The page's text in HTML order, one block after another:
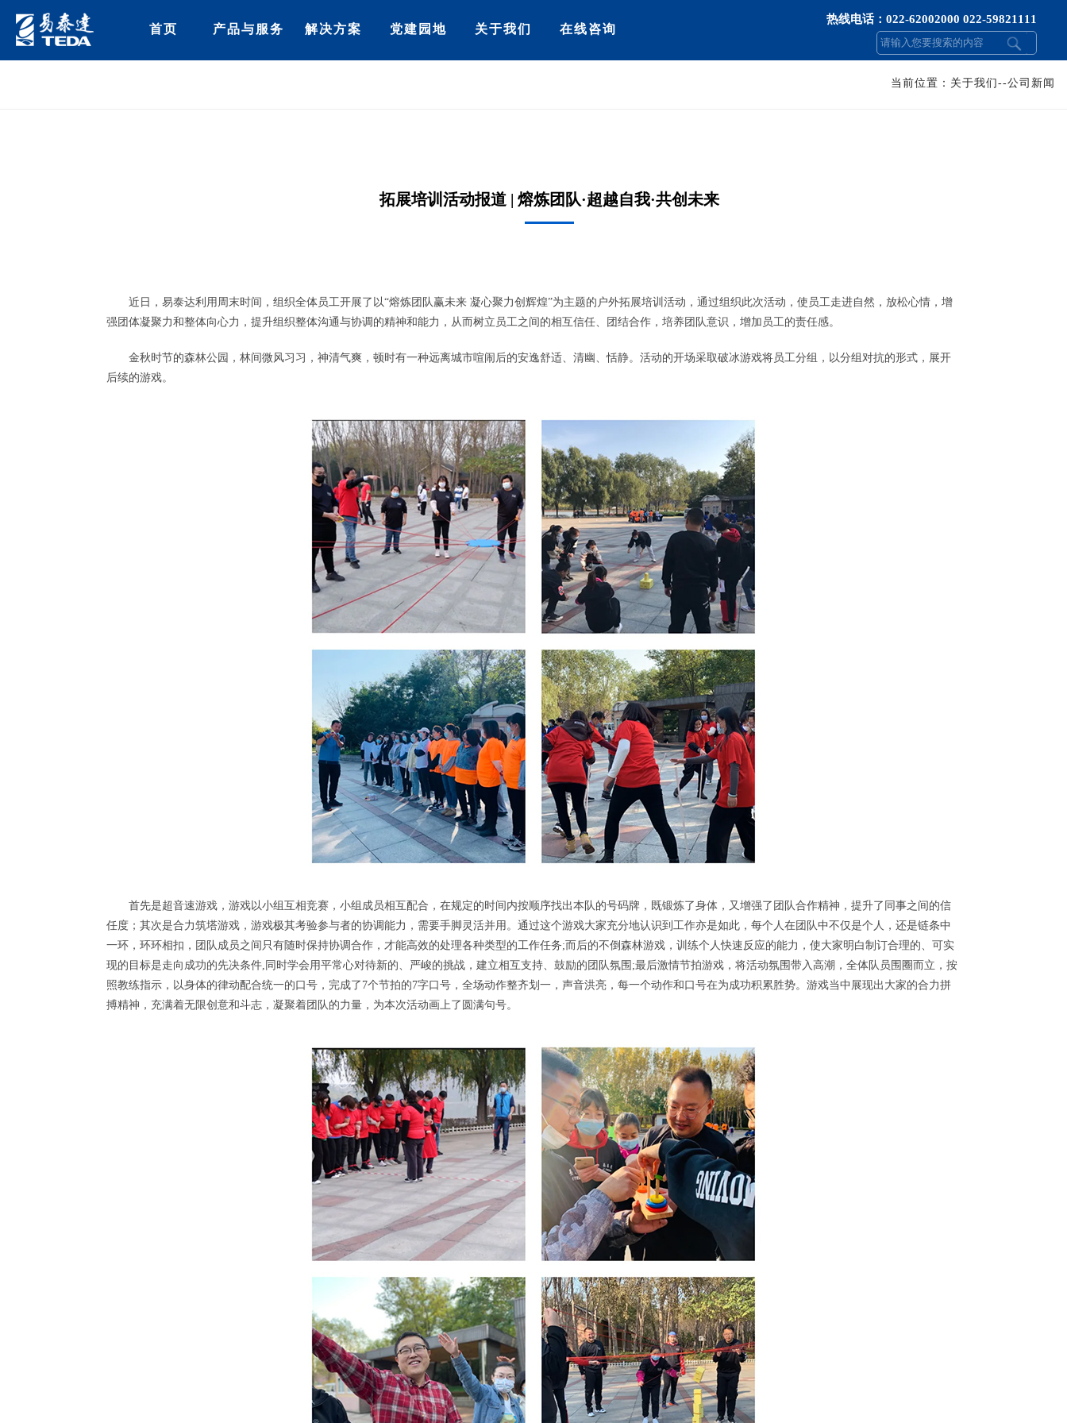
当前位置：关于我们--公司新闻
拓展培训活动报道 | 熔炼团队·超越自我·共创未来
近日，易泰达利用周末时间，组织全体员工开展了以“熔炼团队赢未来 凝心聚力创辉煌”为主题的户外拓展培训活动，通过组织此次活动，使员工走进自然，放松心情，增
强团体凝聚力和整体向心力，提升组织整体沟通与协调的精神和能力，从而树立员工之间的相互信任、团结合作，培养团队意识，增加员工的责任感。
金秋时节的森林公园，林间微风习习，神清气爽，顿时有一种远离城市喧闹后的安逸舒适、清幽、恬静。活动的开场采取破冰游戏将员工分组，以分组对抗的形式，展开
后续的游戏。
首先是超音速游戏，游戏以小组互相竞赛，小组成员相互配合，在规定的时间内按顺序找出本队的号码牌，既锻炼了身体，又增强了团队合作精神，提升了同事之间的信
任度；其次是合力筑塔游戏，游戏极其考验参与者的协调能力，需要手脚灵活并用。通过这个游戏大家充分地认识到工作亦是如此，每个人在团队中不仅是个人，还是链条中
一环，环环相扣，团队成员之间只有随时保持协调合作，才能高效的处理各种类型的工作任务;而后的不倒森林游戏，训练个人快速反应的能力，使大家明白制订合理的、可实
现的目标是走向成功的先决条件,同时学会用平常心对待新的、严峻的挑战，建立相互支持、鼓励的团队氛围;最后激情节拍游戏，将活动氛围带入高潮，全体队员围圈而立，按
照教练指示，以身体的律动配合统一的口号，完成了7个节拍的7字口号，全场动作整齐划一，声音洪亮，每一个动作和口号在为成功积累胜势。游戏当中展现出大家的合力拼
搏精神，充满着无限创意和斗志，凝聚着团队的力量，为本次活动画上了圆满句号。